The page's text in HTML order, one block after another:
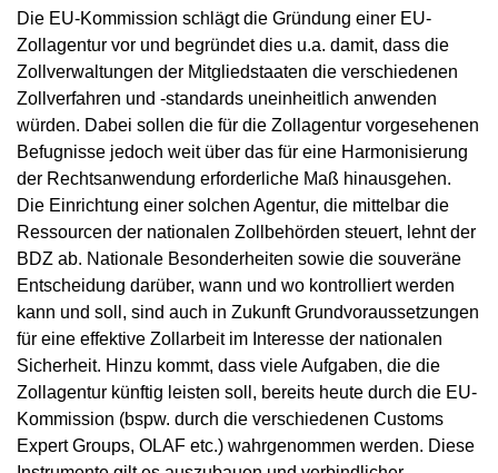
Die EU-Kommission schlägt die Gründung einer EU-
Zollagentur vor und begründet dies u.a. damit, dass die
Zollverwaltungen der Mitgliedstaaten die verschiedenen
Zollverfahren und -standards uneinheitlich anwenden
würden. Dabei sollen die für die Zollagentur vorgesehenen
Befugnisse jedoch weit über das für eine Harmonisierung
der Rechtsanwendung erforderliche Maß hinausgehen.
Die Einrichtung einer solchen Agentur, die mittelbar die
Ressourcen der nationalen Zollbehörden steuert, lehnt der
BDZ ab. Nationale Besonderheiten sowie die souveräne
Entscheidung darüber, wann und wo kontrolliert werden
kann und soll, sind auch in Zukunft Grundvoraussetzungen
für eine effektive Zollarbeit im Interesse der nationalen
Sicherheit. Hinzu kommt, dass viele Aufgaben, die die
Zollagentur künftig leisten soll, bereits heute durch die EU-
Kommission (bspw. durch die verschiedenen Customs
Expert Groups, OLAF etc.) wahrgenommen werden. Diese